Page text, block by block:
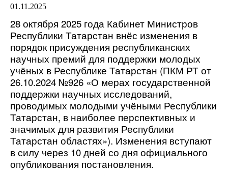
01.11.2025
28 октября 2025 года Кабинет Министров
Республики Татарстан внёс изменения в
порядок присуждения республиканских
научных премий для поддержки молодых
учёных в Республике Татарстан (ПКМ РТ от
26.10.2024 №926 «О мерах государственной
поддержки научных исследований,
проводимых молодыми учёными Республики
Татарстан, в наиболее перспективных и
значимых для развития Республики
Татарстан областях»). Изменения вступают
в силу через 10 дней со дня официального
опубликования постановления.